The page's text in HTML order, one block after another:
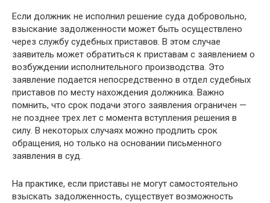
Если должник не исполнил решение суда добровольно,
взыскание задолженности может быть осуществлено
через службу судебных приставов. В этом случае
заявитель может обратиться к приставам с заявлением о
возбуждении исполнительного производства. Это
заявление подается непосредственно в отдел судебных
приставов по месту нахождения должника. Важно
помнить, что срок подачи этого заявления ограничен —
не позднее трех лет с момента вступления решения в
силу. В некоторых случаях можно продлить срок
обращения, но только на основании письменного
заявления в суд.
На практике, если приставы не могут самостоятельно
взыскать задолженность, существует возможность